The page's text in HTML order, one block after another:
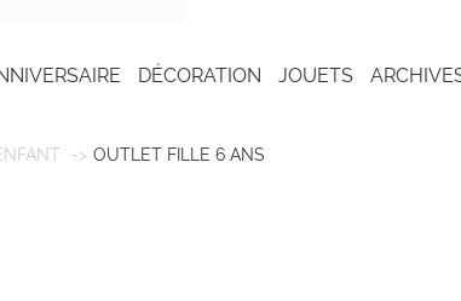
DÉCORATION JOUETS
OUTLET FILLE 6 ANS